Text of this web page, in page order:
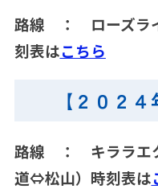
路線 ： ローズラ
刻表はこちら
【２０２
路線 ： キララエ
道⇔松山）時刻表は